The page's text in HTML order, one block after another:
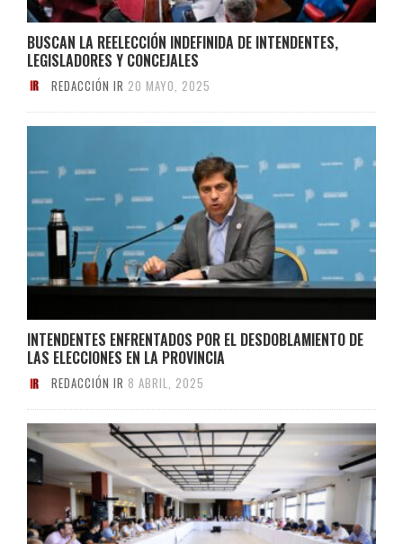
BUSCAN LA REELECCIÓN INDEFINIDA DE INTENDENTES,
LEGISLADORES Y CONCEJALES
REDACCIÓN IR 20 MAYO, 2025
INTENDENTES ENFRENTADOS POR EL DESDOBLAMIENTO DE
LAS ELECCIONES EN LA PROVINCIA
REDACCIÓN IR 8 ABRIL, 2025